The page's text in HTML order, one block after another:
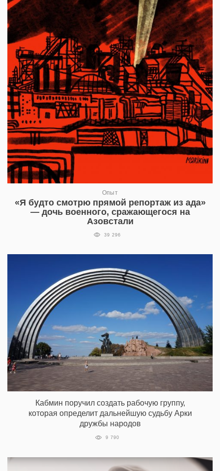
Опыт
«Я будто смотрю прямой репортаж из ада»
— дочь военного, сражающегося на
Азовстали
39 296
Кабмин поручил создать рабочую группу,
которая определит дальнейшую судьбу Арки
дружбы народов
9 790